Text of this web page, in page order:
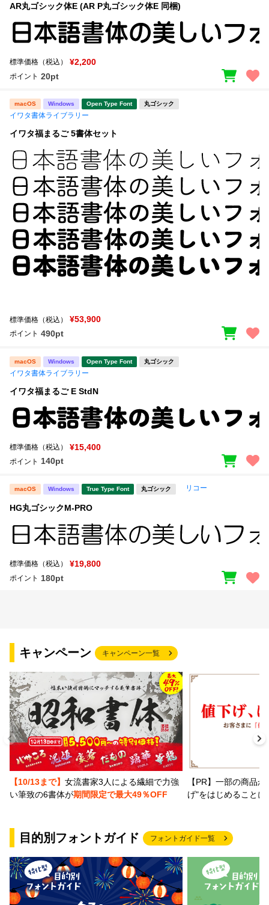
AR丸ゴシック体E (AR P丸ゴシック体E 同梱)
標準価格（税込） ¥2,200
ポイント 20pt
macOS Windows Open Type Font 丸ゴシック
イワタ書体ライブラリー
イワタ福まるご 5書体セット
標準価格（税込） ¥53,900
ポイント 490pt
macOS Windows Open Type Font 丸ゴシック
イワタ書体ライブラリー
イワタ福まるご E StdN
標準価格（税込） ¥15,400
ポイント 140pt
macOS Windows True Type Font 丸ゴシック リコー
HG丸ゴシックM-PRO
標準価格（税込） ¥19,800
ポイント 180pt
キャンペーン キャンペーン一覧
【10/13まで】 女流書家3人による繊細で力強
い筆致の6書体が期間限定で最大49％OFF
【PR】一部の商品
げ"をはじめること
目的別フォントガイド フォントガイド一覧